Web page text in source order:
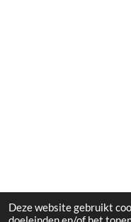
Deze website gebruikt